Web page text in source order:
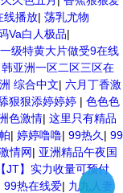
线播放| 荡乳尤物
Va白人极品|
级特黄大片做受9在线
亚洲一区二区三区在
综合中文| 六月丁香激
狠狠添婷婷婷 | 色色色
色激情| 这里只有精品
| 婷婷噜噜| 99热久 | 99
情网| 亚洲精品午夜国
JT】实力收量可预付
99热在线爱| 九九人妻